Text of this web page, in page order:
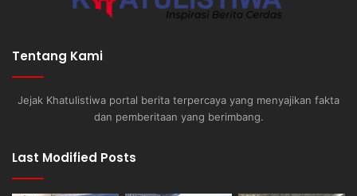
Tentang Kami
Jejak Khatulistiwa portal berita terpercaya yang menyajikan fakta
dan pemberitaan yang berimbang.
Last Modified Posts